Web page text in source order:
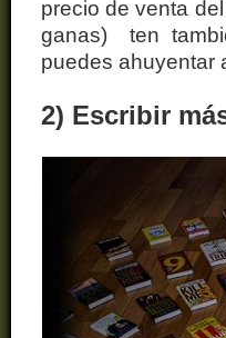
precio de venta
ganas) ten
puedes ahuyentar
2) Escribir